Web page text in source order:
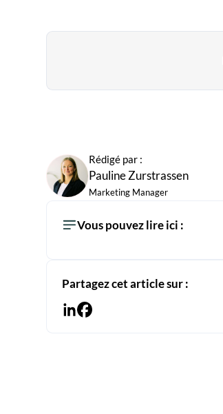
Rédigé par :
Pauline Zurstrassen
Marketing Manager
Vous pouvez lire ici :
Partagez cet article sur :